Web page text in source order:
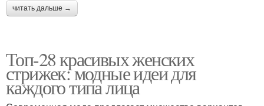
читать дальше →
Топ-28 красивых женских
стрижек: модные идеи для
каждого типа лица